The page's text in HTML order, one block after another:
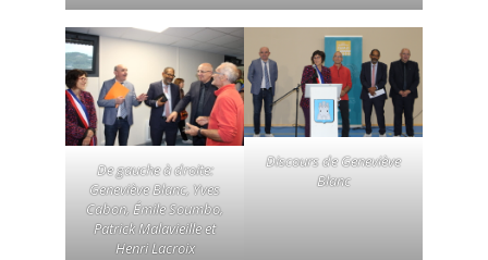
De gauche à droite:
Geneviève Blanc, Yves
Cabon, Émile Soumbo,
Patrick Malavieille et
Henri Lacroix
Discours de Geneviève
Blanc